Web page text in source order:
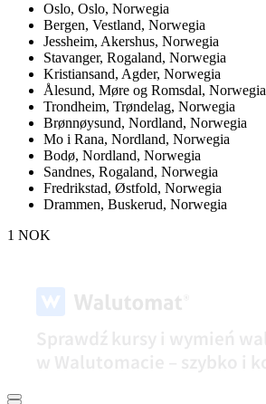
Oslo, Oslo, Norwegia
Bergen, Vestland, Norwegia
Jessheim, Akershus, Norwegia
Stavanger, Rogaland, Norwegia
Kristiansand, Agder, Norwegia
Ålesund, Møre og Romsdal, Norwegia
Trondheim, Trøndelag, Norwegia
Brønnøysund, Nordland, Norwegia
Mo i Rana, Nordland, Norwegia
Bodø, Nordland, Norwegia
Sandnes, Rogaland, Norwegia
Fredrikstad, Østfold, Norwegia
Drammen, Buskerud, Norwegia
1 NOK